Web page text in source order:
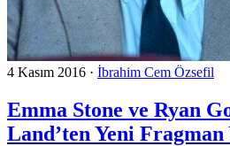
4 Kasım 2016 · İbrahim Cem Özsefil
Emma Stone ve Ryan
Land’ten Yeni Fragman